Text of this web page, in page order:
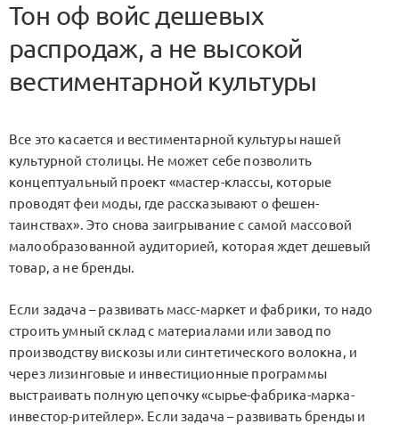
Тон оф войс дешевых
распродаж, а не высокой
вестиментарной культуры
Все это касается и вестиментарной культуры нашей
культурной столицы. Не может себе позволить
концептуальный проект «мастер-классы, которые
проводят феи моды, где рассказывают о фешен-
таинствах». Это снова заигрывание с самой массовой
малообразованной аудиторией, которая ждет дешевый
товар, а не бренды.
Если задача – развивать масс-маркет и фабрики, то надо
строить умный склад с материалами или завод по
производству вискозы или синтетического волокна, и
через лизинговые и инвестиционные программы
выстраивать полную цепочку «сырье-фабрика-марка-
инвестор-ритейлер». Если задача – развивать бренды и